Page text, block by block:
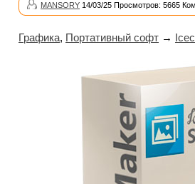
MANSORY 14/03/25 Просмотров: 5665
Графика, Портативный софт →